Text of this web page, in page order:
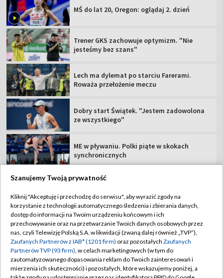
MŚ do lat 20, Oregon: oglądaj 2. dzień
Trener GKS zachowuje optymizm. "Nie
jesteśmy bez szans"
Lech ma dylemat po starciu Farerami.
Roważa przełożenie meczu
Dobry start Świątek. "Jestem zadowolona
ze wszystkiego"
ME w pływaniu. Polki piąte w skokach
synchronicznych
TVP
Abonament TVP
Sklep TVP
Biuro Reklamy
Oferta Handlowa
Regulamin TVP
Polityka prywatności
Moje zgody
Biuro reklamy
Szanujemy Twoją prywatność
Kliknij "Akceptuję i przechodzę do serwisu", aby wyrazić zgody na
korzystanie z technologii automatycznego śledzenia i zbierania danych,
dostęp do informacji na Twoim urządzeniu końcowym i ich
przechowywanie oraz na przetwarzanie Twoich danych osobowych przez
nas, czyli Telewizję Polską S.A. w likwidacji (zwaną dalej również „TVP”),
Zaufanych Partnerów z IAB* (1201 firm) oraz pozostałych Zaufanych
Partnerów TVP (93 firm), w celach marketingowych (w tym do
zautomatyzowanego dopasowania reklam do Twoich zainteresowań i
mierzenia ich skuteczności) i pozostałych, które wskazujemy poniżej, a